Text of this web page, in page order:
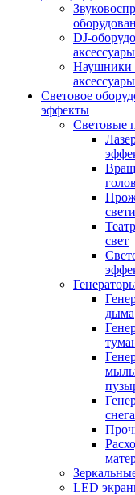
DJ-
аксессуары
Наушники
Световое
эффекты
Световые
свет
дыма
LED